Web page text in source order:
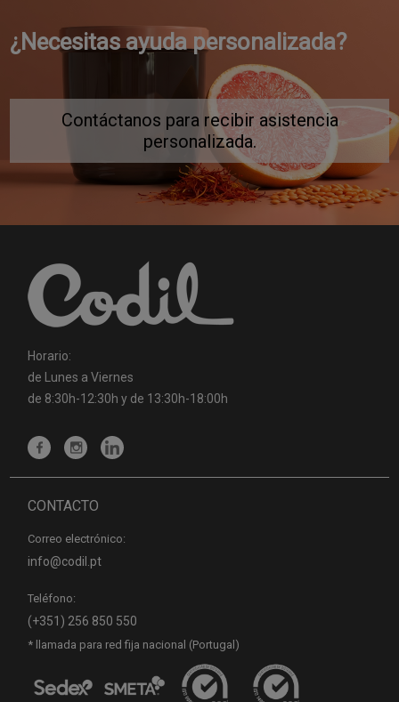
¿Necesitas ayuda personalizada?
Contáctanos para recibir asistencia
personalizada.
Horario:
de Lunes a Viernes
de 8:30h-12:30h y de 13:30h-18:00h
CONTACTO
Correo electrónico:
info@codil.pt
Teléfono:
(+351) 256 850 550
* llamada para red fija nacional (Portugal)